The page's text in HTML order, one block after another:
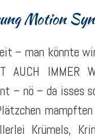
Motion
– man könnte
AUCH IMMER
– nö – da isses
Krümels,